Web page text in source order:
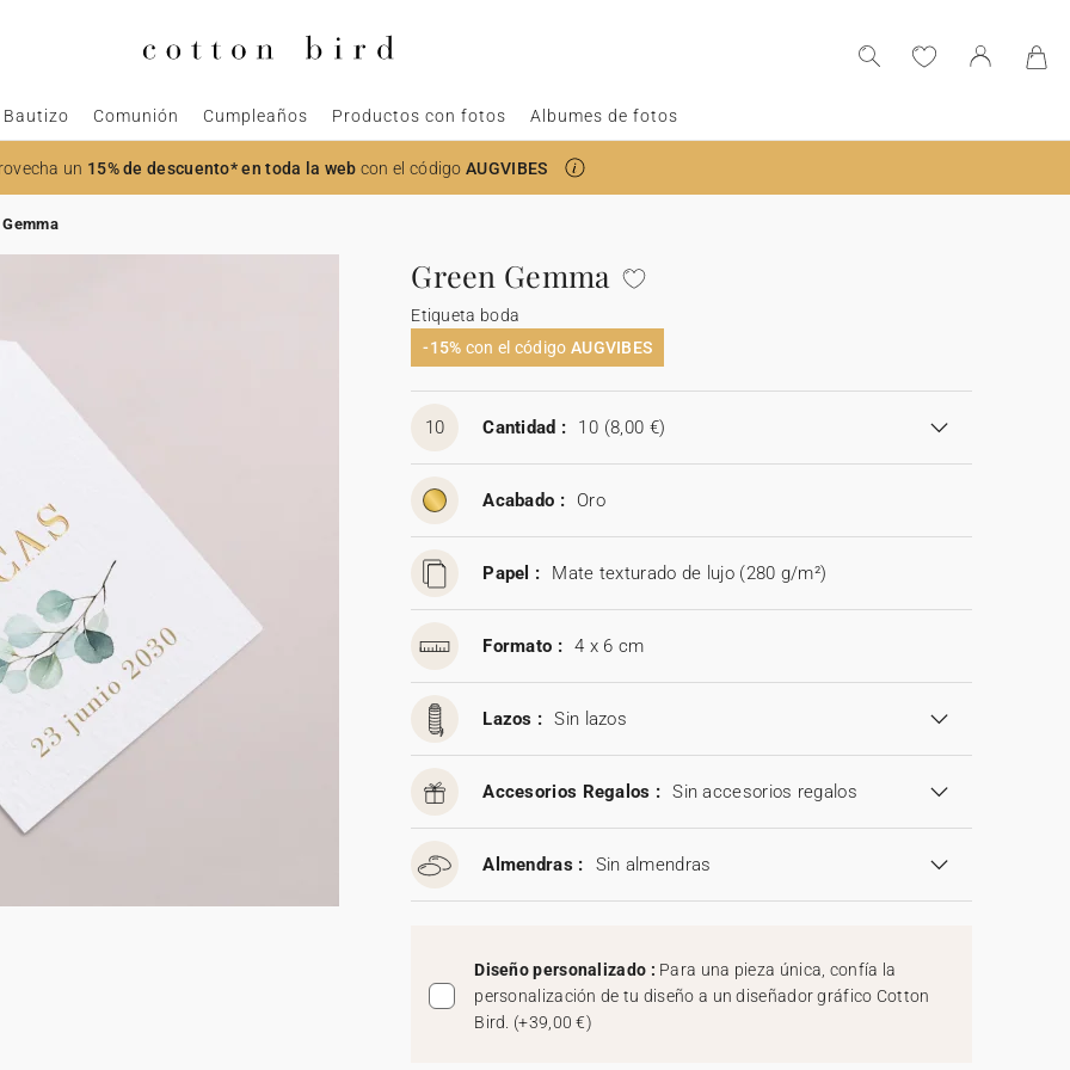
Bautizo Comunión Cumpleaños Productos con fotos Albumes de fotos
un 15% de descuento* en toda la web con el códigoAUGVIBES
Green Gemma
Etiqueta boda
-15% con el código AUGVIBES
10 Cantidad : 10 (8,00 €)
Acabado : Oro
Papel : Mate texturado de lujo (280 g/m²)
Formato : 4 x 6 cm
Lazos : Sin lazos
Accesorios Regalos : Sin accesorios regalos
Almendras : Sin almendras
Diseño personalizado : Para una pieza única, confía la
personalización de tu diseño a un diseñador gráfico Cotton
Bird. (+39,00 €)